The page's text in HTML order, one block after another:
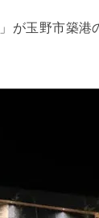
」が玉野市築港